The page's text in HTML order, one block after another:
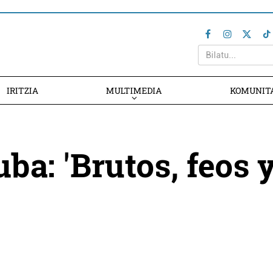
IRITZIA MULTIMEDIA
'Brutos, feos